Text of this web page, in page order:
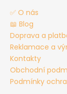
✅ O nás
📖 Blog
Doprava a
Reklamace a
Kontakty
Obchodní
Podmínky